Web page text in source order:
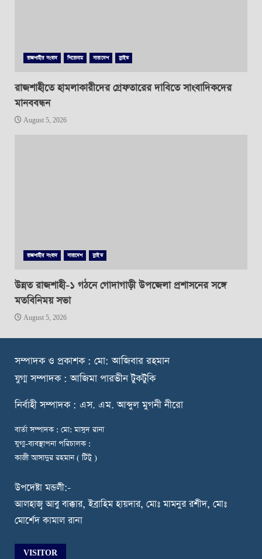
রাজশাহীর সংবাদ শিরোনাম সারাদেশ স্লাইড
রাজশাহীতে হামলাকারীদের গ্রেফতারের দাবিতে সাংবাদিকদের
মানববন্ধন
August 5, 2026
রাজশাহীর সংবাদ সারাদেশ স্লাইড
উন্নত রাজশাহী-১ গঠনে গোদাগাড়ী উপজেলা প্রশাসনের সঙ্গে
মতবিনিময় সভা
August 5, 2026
সম্পাদক ও প্রকাশক : মো: আজিবার রহমান
যুগ্ম সম্পাদক : আজিমা পারভীন টুকটুকি
নির্বাহী সম্পাদক : এস. এম. আব্দুল মুগনী নীরো
বার্তা সম্পাদক : মো: মাসুদ রানা
যুগ্ম-ব্যবস্থাপনা পরিচালক :
কাজী আসাদুর রহমান ( টিটু )
উপদেষ্টা মন্ডলী:-
আলহাজ্ব আবু বাক্কার, ইব্রাহিম হায়দার, মোঃ মামনুর রশীদ, মোঃ
মোর্শেদ কামাল রানা
VISITOR